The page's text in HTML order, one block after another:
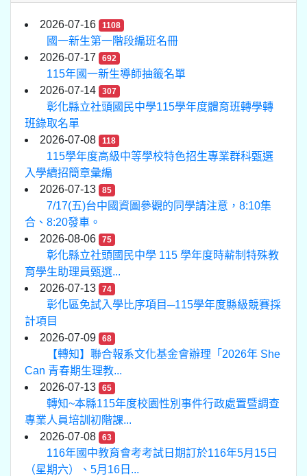
2026-07-16 1108
國一新生第一階段編班名冊
2026-07-17
692
115年國一新生導師抽籤名單
2026-07-14
307
彰化縣立社頭國民中學115學年度體育班轉學轉
班錄取名單
2026-07-08
118
115學年度高級中等學校特色招生專業群科甄選
入學續招簡章彙編
2026-07-13
85
7/17(五)台中國資圖參觀的同學請注意，8:10集
合、8:20發車。
2026-08-06
75
彰化縣立社頭國民中學 115 學年度時薪制特殊教
育學生助理員甄選...
2026-07-13
74
彰化區免試入學比序項目─115學年度縣級競賽採
計項目
2026-07-09
68
【轉知】聯合報系文化基金會辦理「2026年 She
Can 青春期生理教...
2026-07-13
65
轉知~本縣115年度校園性別事件行政處置暨調查
專業人員培訓初階課...
2026-07-08
63
116年國中教育會考考試日期訂於116年5月15日
（星期六）、5月16日...